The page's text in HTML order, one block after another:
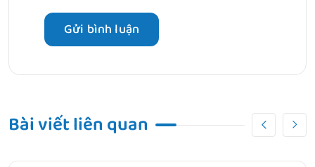
Bài viết liên quan